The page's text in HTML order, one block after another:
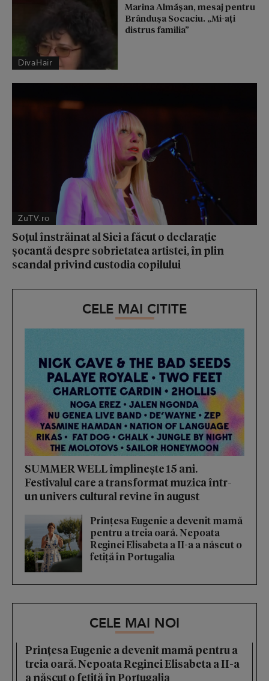
DivaHair
Marina Almășan, mesaj pentru
Brândușa Socaciu. „Mi-ați
distrus familia”
ZuTV.ro
Soțul înstrăinat al Siei a făcut o declarație
șocantă despre sobrietatea artistei, în plin
scandal privind custodia copilului
CELE MAI CITITE
SUMMER WELL împlinește 15 ani.
Festivalul care a transformat muzica într-
un univers cultural revine în august
Prințesa Eugenie a devenit mamă
pentru a treia oară. Nepoata
Reginei Elisabeta a II-a a născut o
fetiță în Portugalia
CELE MAI NOI
Prințesa Eugenie a devenit mamă pentru a
treia oară. Nepoata Reginei Elisabeta a II-a
a născut o fetiță în Portugalia